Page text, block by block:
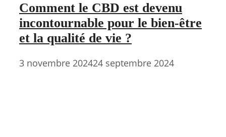
Comment le CBD est devenu
incontournable pour le bien-être
et la qualité de vie ?
3 novembre 202424 septembre 2024